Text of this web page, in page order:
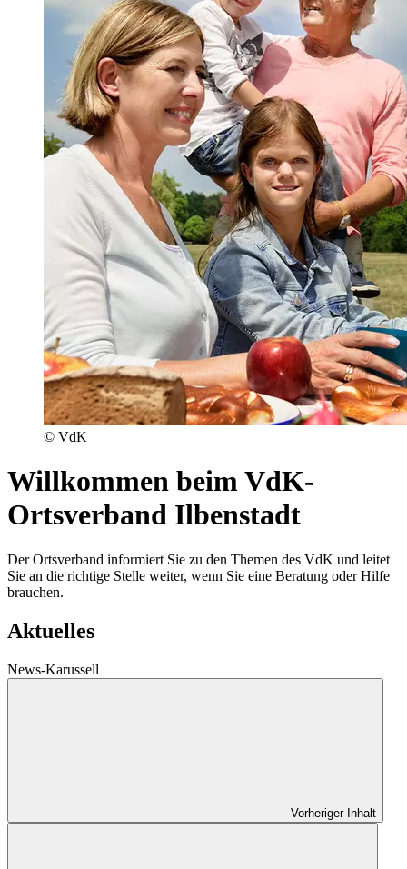
© VdK
Willkommen beim VdK-
Ortsverband Ilbenstadt
Der Ortsverband informiert Sie zu den Themen des VdK und leitet
Sie an die richtige Stelle weiter, wenn Sie eine Beratung oder Hilfe
brauchen.
Aktuelles
News-Karussell
Vorheriger Inhalt